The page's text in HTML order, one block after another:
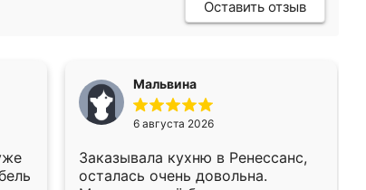
Оставить отзыв
Мальвина
6 августа 2026
Заказывала кухню в Ренессанс,
осталась очень довольна.